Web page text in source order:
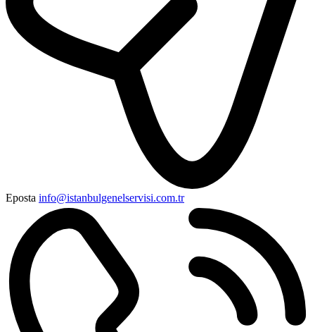
Eposta info@istanbulgenelservisi.com.tr